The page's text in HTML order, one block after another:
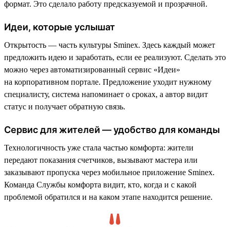
формат. Это сделало работу предсказуемой и прозрачной.
Идеи, которые услышат
Открытость — часть культуры Sminex. Здесь каждый может
предложить идею и заработать, если ее реализуют. Сделать это
можно через автоматизированный сервис «Идеи»
на корпоративном портале. Предложение уходит нужному
специалисту, система напоминает о сроках, а автор видит
статус и получает обратную связь.
Сервис для жителей — удобство для команды
Технологичность уже стала частью комфорта: жители
передают показания счетчиков, вызывают мастера или
заказывают пропуска через мобильное приложение Sminex.
Команда Службы комфорта видит, кто, когда и с какой
проблемой обратился и на каком этапе находится решение.